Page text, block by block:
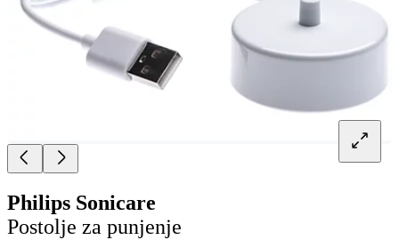
Philips Sonicare
Postolje za punjenje